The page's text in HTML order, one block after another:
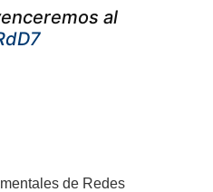
al
de Redes